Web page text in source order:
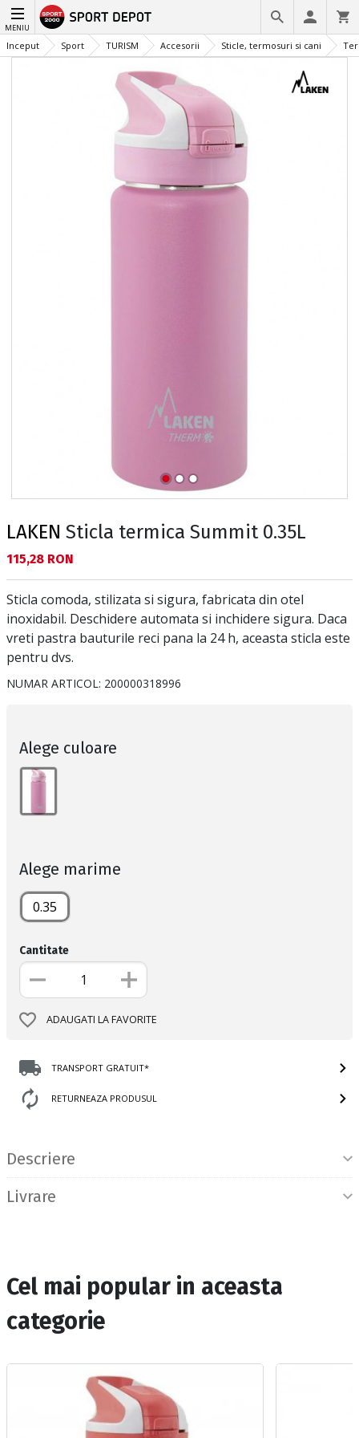
MENIU
Inceput Sport TURISM Accesorii Sticle, termosuri si cani
LAKEN Sticla termica Summit 0.35L
Текуща цена:
115,28 RON
Sticla comoda, stilizata si sigura, fabricata din otel
inoxidabil. Deschidere automata si inchidere sigura. Daca
vreti pastra bauturile reci pana la 24 h, aceasta sticla este
pentru dvs.
NUMAR ARTICOL: 200000318996
Alege culoare
Alege marime
0.35
Cantitate
ADAUGATI LA FAVORITE
TRANSPORT GRATUIT*
RETURNEAZA PRODUSUL
Descriere
Livrare
Cel mai popular in aceasta
categorie